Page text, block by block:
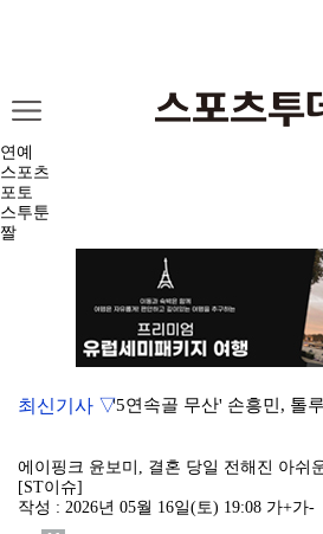
연예
스포츠
포토
스투툰
짤
최신기사 ▽
에이핑크 윤보미, 결혼 당일 전해진 아쉬
[ST이슈]
작성 : 2026년 05월 16일(토) 19:08 가+가-